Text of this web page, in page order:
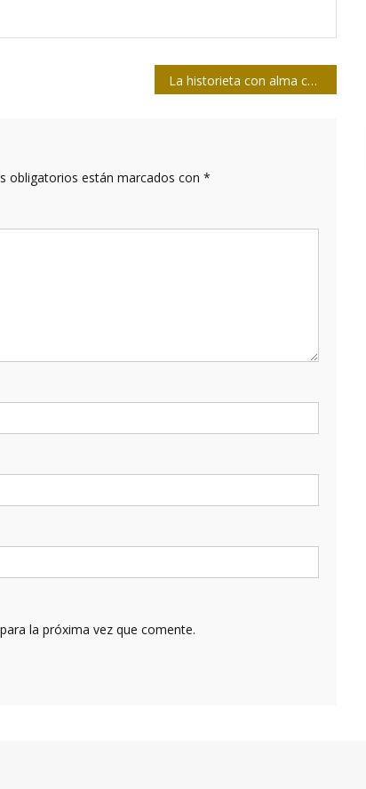
La historieta con alma cubana
obligatorios están marcados con *
la próxima vez que comente.